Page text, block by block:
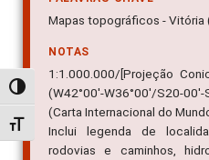
Alternar alto contraste
Alternar tamanho da fonte
Mapas topográficos - Vitória
NOTAS
1:1.000.000/[Projeção
(W42°00'-W36°00'/S20-00'-
(Carta Internacional do
Inclui legenda de
rodovias e caminhos,